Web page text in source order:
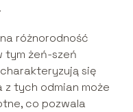
różnorodność
tym żeń-szeń
się
z tych odmian może
co pozwala